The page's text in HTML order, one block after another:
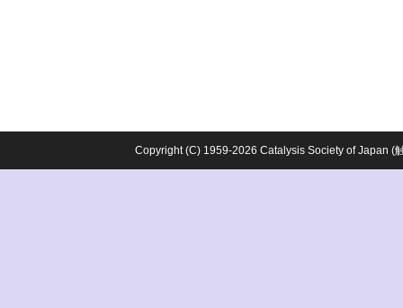
Copyright (C) 1959-2026 Catalysis Society of Japan (